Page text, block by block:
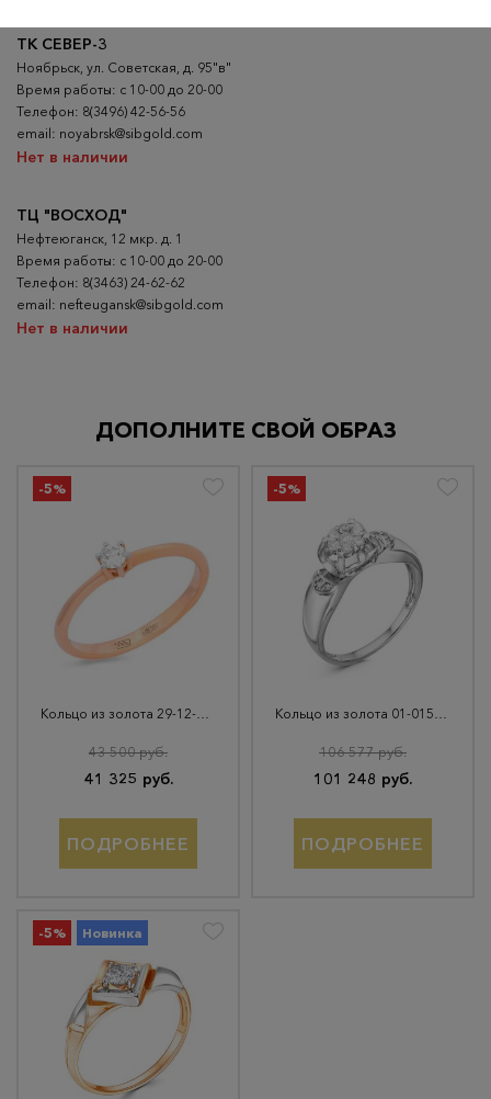
ТК СЕВЕР-3
Ноябрьск, ул. Советская, д. 95"в"
Время работы: с 10-00 до 20-00
Телефон: 8(3496) 42-56-56
email: noyabrsk@sibgold.com
Нет в наличии
ТЦ "ВОСХОД"
Нефтеюганск, 12 мкр. д. 1
Время работы: с 10-00 до 20-00
Телефон: 8(3463) 24-62-62
email: nefteugansk@sibgold.com
Нет в наличии
ДОПОЛНИТЕ СВОЙ ОБРАЗ
-5%
41 325 руб.
43 500 руб.
ПОДРОБНЕЕ
-5%
101 248 руб.
106 577 руб.
ПОДРОБНЕЕ
-5% Новинка